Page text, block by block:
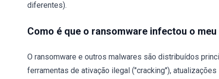
diferentes).
Como é que o ransomware infectou o
O ransomware e outros malwares são distribuídos
ferramentas de ativação ilegal ("cracking"),